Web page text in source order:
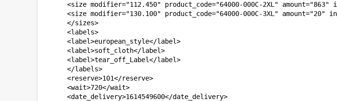
<size modifier="112.450" product_code="64000-000C-2XL"
<size modifier="130.100" product_code="64000-000C-3XL"
</sizes>
<labels>
<label>european_style</label>
<label>soft_cloth</label>
<label>tear_off_Label</label>
</labels>
<reserve>101</reserve>
<wait>720</wait>
<date_delivery>1614549600</date_delivery>